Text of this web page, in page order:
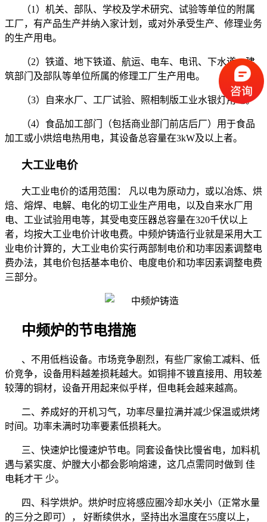
（1 ）机关、部队、学校及学术研究、试验等单位的附属
工厂，有产品生产并纳入家计划，或对外承受生产、修理业务
的生产用电。
（2）铁道、地下铁道、航运、电车、电讯、下水道、建
筑部门及部队等单位所属的修理工厂生产用电。
（3）自来水厂、工厂试验、照相制版工业水银灯用电。
（4）食品加工部门（包括商业部门前店后厂）用于食品
加工或小烘焙电热用电，其设备总容量在3kW及以上者。
大工业电价
大工业电价的适用范围： 凡以电为原动力，或以冶炼、烘
焙、熔焊、电解、电化的切工业生产用电，以及自来水厂用
电、工业试验用电等，其受电变压器总容量在320千伏以上
者，均按大工业电价计收电费。中频炉铸造行业就是采用大工
业电价计算的，大工业电价实行两部制电价和功率因素调整电
费办法，其电价包括基本电价、电度电价和功率因素调整电费
三部分。
中频炉的节电措施
、不用低档设备。市场竞争剧烈，有些厂家偷工减料、低
价竞争，设备用料越差损耗越大。如铜排不镀直接用、用较差
较薄的铜材，设备开用起来似乎样，但电耗会越来越高。
二、养成好的开机习气，功率尽量拉满并减少保温或烘烤
时间。功率未满时功率要素低损耗大。
三、快速炉比慢速炉节电。同套设备快比慢省电，加料机
遇与紧实度、炉膛大小都会影响熔速，这几点需同时做到 佳
电耗才干 少。
四、科学烘炉。烘炉时应将感应圈冷却水关小（正常水量
的三分之即可）， 好断续供水，坚持出水温度在55度以上，